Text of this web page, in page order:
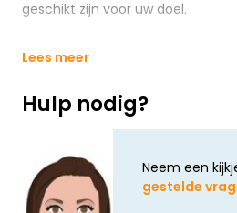
geschikt zijn voor uw doel.
Lees meer
Hulp nodig?
Neem een
gestelde